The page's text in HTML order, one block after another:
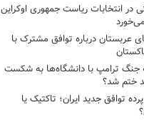
در انتخابات ریاست جمهوری اوکراین
عربستان درباره توافق مشترک با
جنگ ترامپ با دانشگاه‌ها به شکست
ختم شد؟
توافق جدید ایران؛ تاکتیک یا